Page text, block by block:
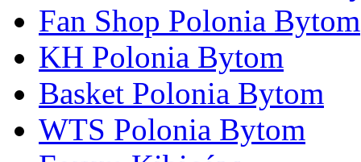
Fan Shop Polonia Bytom
KH Polonia Bytom
Basket Polonia Bytom
WTS Polonia Bytom